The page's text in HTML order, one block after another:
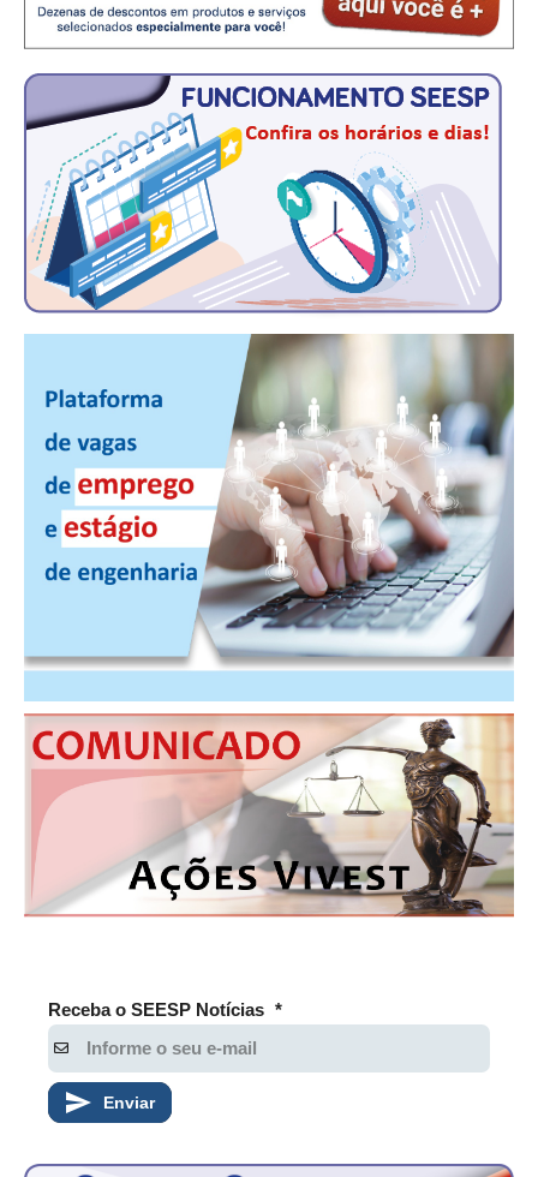
PALAVRA DO MURILO
NOTÍCIAS
CONTEÚDO ESPECIAL
JORNAL DO ENGENHEIRO
AGENDA
SEESP NOTÍCIAS
FOTOS
PUBLICAÇÕES
PUBLICIDADE
MANUAL DE REDAÇÃO
ASSOCIE-SE
ATUALIZAÇÃO CADASTRAL
NÚCLEO JOVEM
Receba o SEESP Notícias *
Enviar